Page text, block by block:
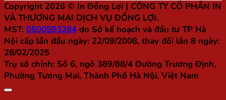
Copyright 2026 © In Đồng Lợi | CÔNG TY CỔ PHẦN IN
VÀ THƯƠNG MẠI DỊCH VỤ ĐỒNG LỢI.
MST: 0500593284 do Sở kế hoạch và đầu tư TP Hà
Nội cấp lần đầu ngày: 22/09/2008, thay đổi lần 8 ngày:
28/02/2025
Trụ sở chính: Số 6, ngõ 389/88/4 Đường Trương Định,
Phường Tương Mai, Thành Phố Hà Nội, Việt Nam